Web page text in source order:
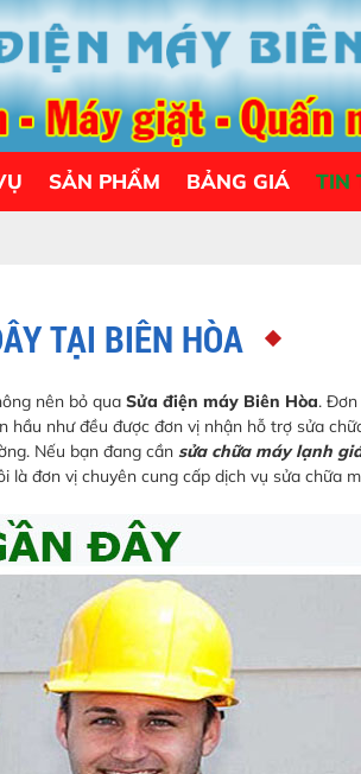
SẢN PHẨM BẢNG GIÁ TIN
TẠI BIÊN HÒA
nên bỏ qua Sửa điện máy Biên Hòa. Đơn
như đều được đơn vị nhận hỗ trợ sửa
Nếu bạn đang cần sửa chữa máy lạnh
là đơn vị chuyên cung cấp dịch vụ sửa chữa